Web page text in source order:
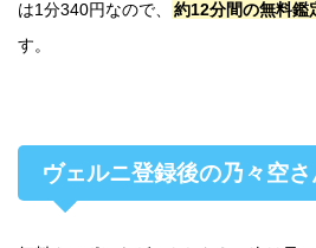
は1分340円なので、
約12分間の無料鑑
す。
ヴェルニ登録後の乃々空